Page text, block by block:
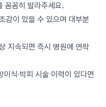
꼼꼼히 발라주세요.
감이 있을 수 있으며 대부분
지속되면 즉시 병원에 연락
이식·박피 시술 이력이 있다면